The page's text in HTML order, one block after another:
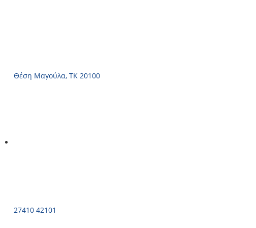
Θέση Μαγούλα, ΤΚ 20100
27410 42101